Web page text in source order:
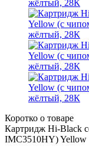
Коротко о товаре
Картридж Hi-Black
IMC3510HY) Yellow